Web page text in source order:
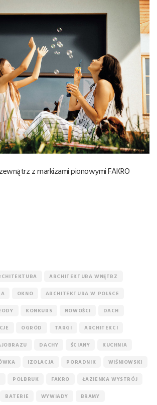
z markizami pionowymi FAKRO
ARCHITEKTURA WNĘTRZ
OKNO ARCHITEKTURA W POLSCE
KONKURS NOWOŚCI DACH
OGRÓD TARGI ARCHITEKCI
DACHY ŚCIANY KUCHNIA
IZOLACJA PORADNIK WIŚNIOWSKI
POLBRUK FAKRO ŁAZIENKA WYSTRÓJ
BATERIE WYWIADY BRAMY